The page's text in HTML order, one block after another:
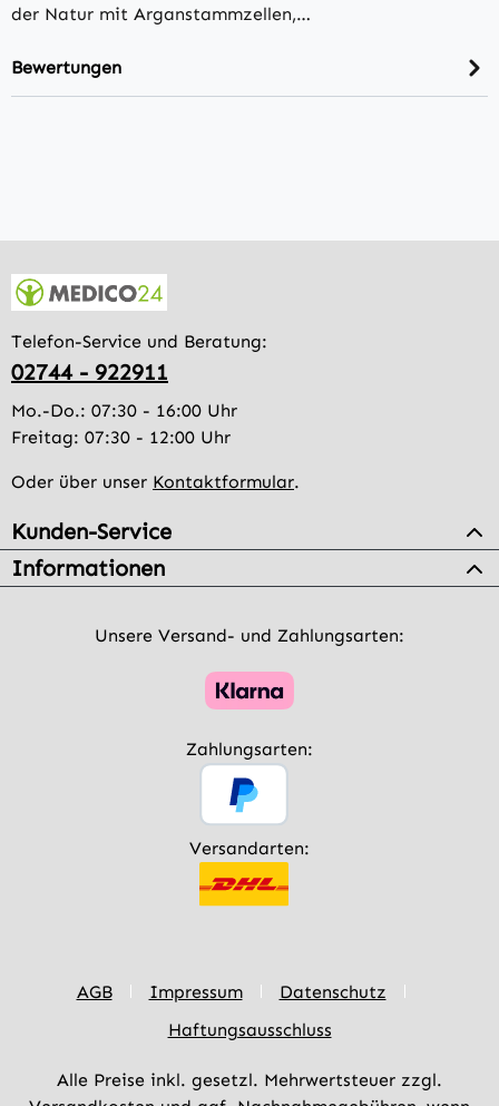
der Natur mit Arganstammzellen,…
Bewertungen
Telefon-Service und Beratung:
02744 - 922911
Mo.-Do.: 07:30 - 16:00 Uhr
Freitag: 07:30 - 12:00 Uhr
Oder über unser Kontaktformular.
Kunden-Service
Informationen
Unsere Versand- und Zahlungsarten:
Zahlungsarten:
Versandarten:
AGB Impressum
Datenschutz
Haftungsausschluss
Alle Preise inkl. gesetzl. Mehrwertsteuer zzgl.